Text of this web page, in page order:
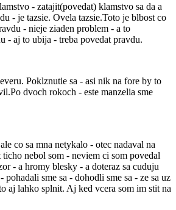
- zatajit(povedat) klamstvo sa da a
- je tazsie. Ovela tazsie.Toto je blbost co
- nieje ziaden problem - a to
- aj to ubija - treba povedat pravdu.
Poklznutie sa - asi nik na fore by to
dvoch rokoch - este manzelia sme
co sa mna netykalo - otec nadaval na
nebol som - neviem ci som povedal
- a hromy blesky - a doteraz sa cuduju
pohadali sme sa - dohodli sme sa - ze sa uz
aj lahko splnit. Aj ked vcera som im stit na